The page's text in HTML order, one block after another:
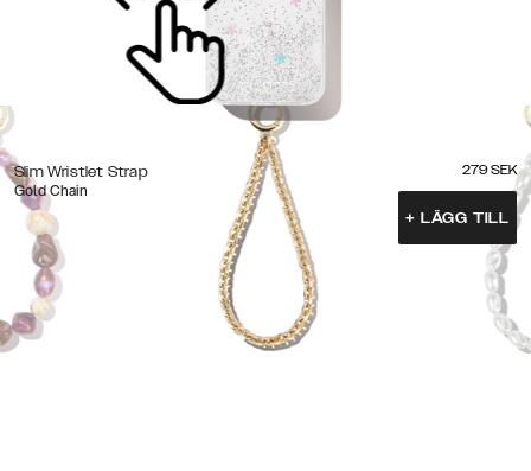
Slim Wristlet Strap
Gold Chain
279 SEK
+ LÄGG TILL